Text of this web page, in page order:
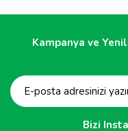
Kampanya ve
Bizi